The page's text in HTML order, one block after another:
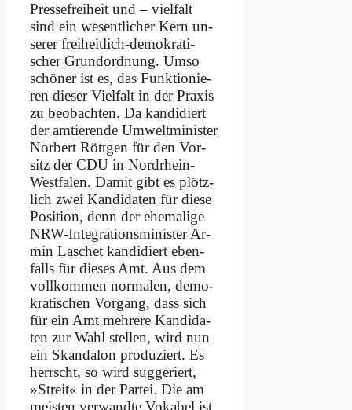
Pres­se­frei­heit und – viel­falt
sind ein we­sent­li­cher Kern un­
se­rer frei­heit­lich-de­mo­kra­ti­
scher Grund­ord­nung. Um­so
schö­ner ist es, das Funk­tio­nie­
ren die­ser Viel­falt in der Pra­xis
zu be­ob­ach­ten. Da kan­di­diert
der am­tie­ren­de Um­welt­mi­ni­ster
Nor­bert Rött­gen für den Vor­
sitz der CDU in Nord­rhein-
West­fa­len. Da­mit gibt es plötz­
lich zwei Kan­di­da­ten für die­se
Po­si­ti­on, denn der ehe­ma­li­ge
NRW-In­te­gra­ti­ons­mi­ni­ster Ar­
min La­schet kan­di­diert eben­
falls für die­ses Amt. Aus dem
voll­kom­men nor­ma­len, de­mo­
kra­ti­schen Vor­gang, dass sich
für ein Amt meh­re­re Kan­di­da­
ten zur Wahl stel­len, wird nun
ein Skan­da­lon pro­du­ziert. Es
herrscht, so wird sug­ge­riert,
»Streit« in der Par­tei. Die am
mei­sten ver­wand­te Vo­ka­bel ist